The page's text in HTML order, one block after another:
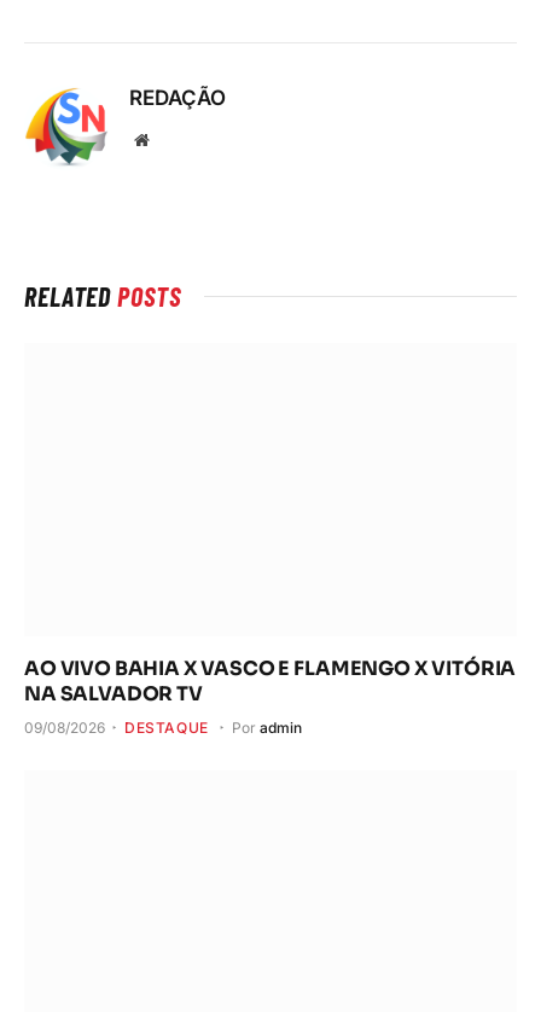
REDAÇÃO
Local
RELATEDPOSTS
AO VIVO BAHIA X VASCO E FLAMENGO X VITÓRIA
NA SALVADOR TV
09/08/2026 DESTAQUE Por admin